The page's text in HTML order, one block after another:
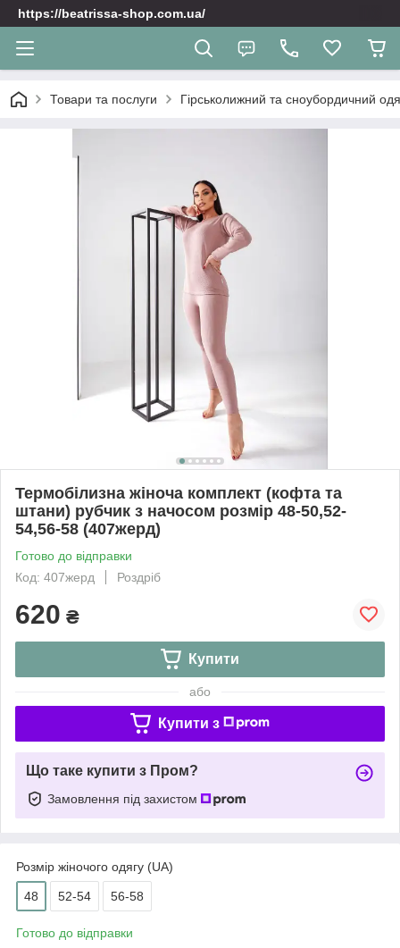
https://beatrissa-shop.com.ua/
Товари та послуги Гірськолижний та сноубордичний
Термобілизна жіноча комплект (кофта та
штани) рубчик з начосом розмір 48-50,52-
54,56-58 (407жерд)
Готово до відправки
Код: 407жерд
Роздріб
620 ₴
Купити
або
Купити з
Що таке купити з Пром?
Замовлення під захистом
Розмір жіночого одягу (UA)
48 52-54 56-58
Готово до відправки